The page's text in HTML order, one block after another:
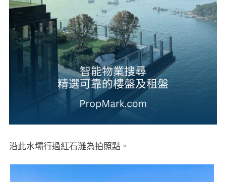
沿此水壩行過紅石灘為拍照點。